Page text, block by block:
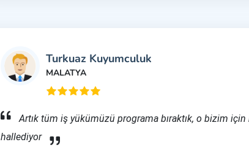
Turkuaz Kuyumculuk
MALATYA
Artık tüm iş yükümüzü programa bıraktık, o bizim için
hallediyor